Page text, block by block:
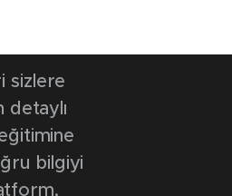
sizlere
detaylı
bilgiyi